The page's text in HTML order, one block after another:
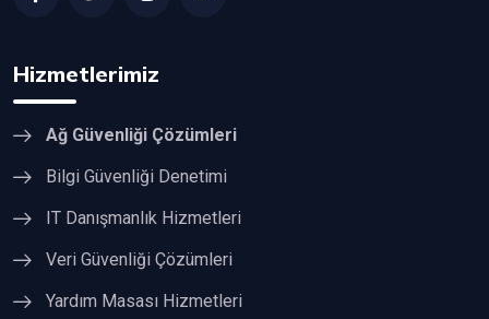
Hizmetlerimiz
Ağ Güvenliği Çözümleri
Bilgi Güvenliği Denetimi
IT Danışmanlık Hizmetleri
Veri Güvenliği Çözümleri
Yardım Masası Hizmetleri